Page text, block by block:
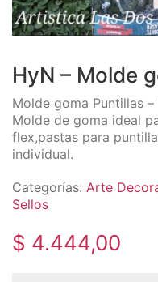
HyN – Molde
Molde goma Puntillas –
Molde de goma ideal
flex,pastas para
individual.
Categorías: Arte
Sellos
$ 4.444,00